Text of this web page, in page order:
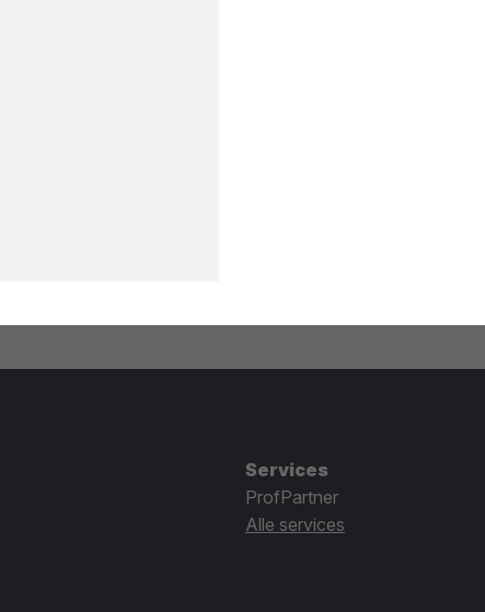
Services
ProfPartner
Alle services